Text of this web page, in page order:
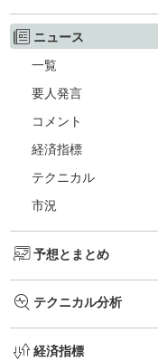
ニュース
一覧
要人発言
コメント
経済指標
テクニカル
市況
予想とまとめ
テクニカル分析
経済指標